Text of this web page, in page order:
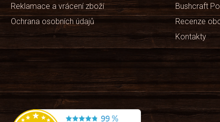
Reklamace a vrácení zboží
Ochrana osobních údajů
Bushcraft
Recenze
Kontakty